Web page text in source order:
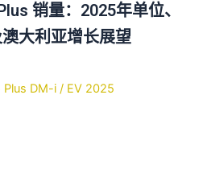
销量：2025年单位、
大利亚增长展望